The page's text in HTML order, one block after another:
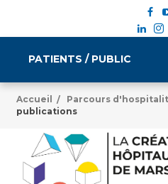
PATIENTS / PUBLIC
Accès à votre dossier
Emploi / formation
Accueil / Parcours
publications